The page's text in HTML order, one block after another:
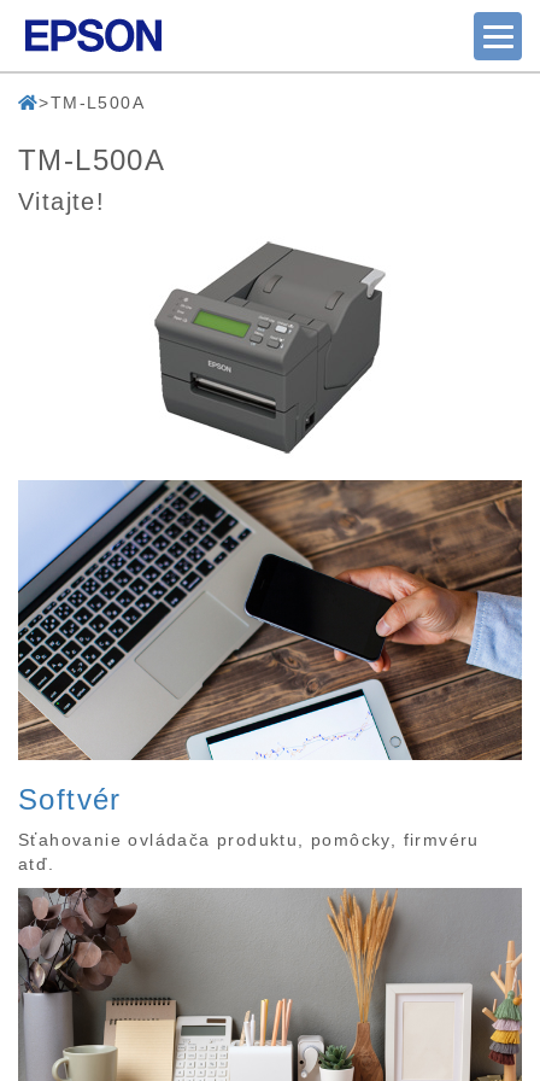
TM-L500A
TM-L500A
Vitajte!
Softvér
Sťahovanie ovládača produktu, pomôcky, firmvéru
atď.